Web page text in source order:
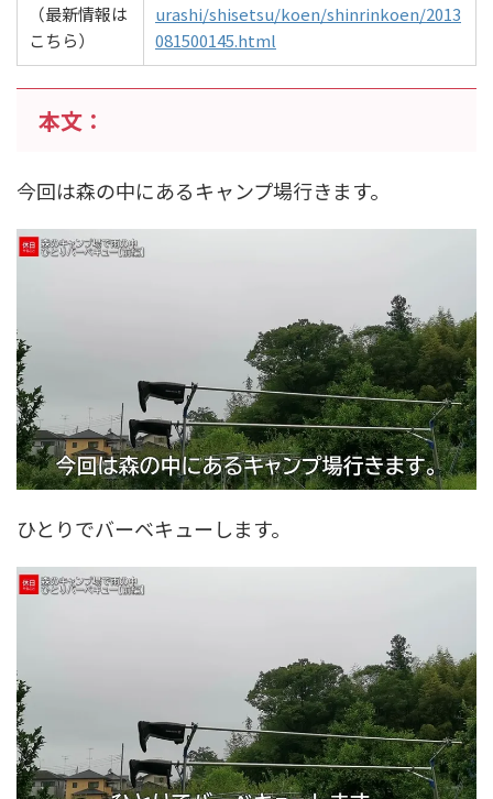
（最新情報は
こちら）
urashi/shisetsu/koen/shinrinkoen/2013
081500145.html
本文：
今回は森の中にあるキャンプ場行きます。
ひとりでバーベキューします。